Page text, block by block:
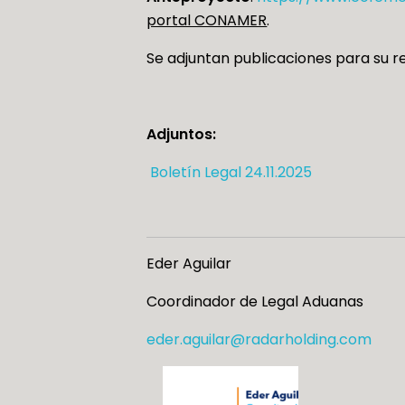
portal CONAMER.
Se adjuntan publicaciones para su
Adjuntos:
Boletín Legal 24.11.2025
Eder Aguilar
Coordinador de Legal Aduanas
eder.aguilar@radarholding.com